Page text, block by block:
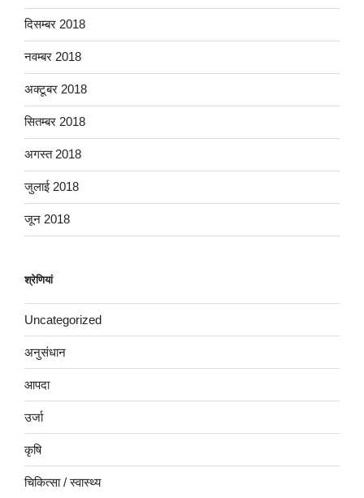
दिसम्बर 2018
नवम्बर 2018
अक्टूबर 2018
सितम्बर 2018
अगस्त 2018
जुलाई 2018
जून 2018
श्रेणियां
Uncategorized
अनुसंधान
आपदा
उर्जा
कृषि
चिकित्सा / स्वास्थ्य